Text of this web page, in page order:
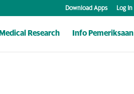
Download Apps Log In
Medical Research Info Pemeriksaan